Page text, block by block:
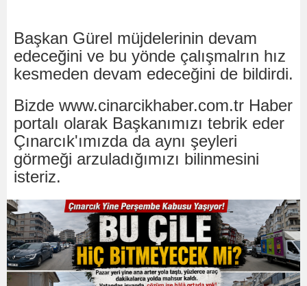
Başkan Gürel müjdelerinin devam
edeceğini ve bu yönde çalışmalrın hız
kesmeden devam edeceğini de bildirdi.
Bizde www.cinarcikhaber.com.tr Haber
portalı olarak Başkanımızı tebrik eder
Çınarcık'ımızda da aynı şeyleri
görmeği arzuladığımızı bilinmesini
isteriz.